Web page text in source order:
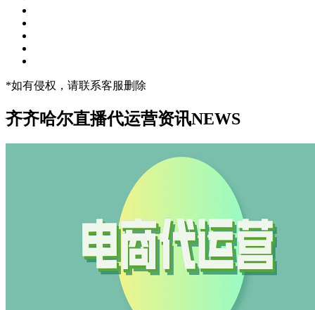
*如有侵权，请联系客服删除
齐齐哈尔直播代运营资讯NEWS